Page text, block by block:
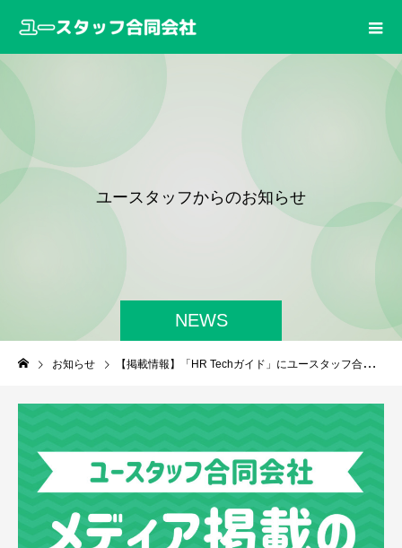
NEWS
ユー ス タ ッ フからのお知 らせ
お知らせ 【掲載情報】「HR Techガイド」にユースタッフ合同会社が紹介されました！奈良県のおすすめ派遣会社10選に選出